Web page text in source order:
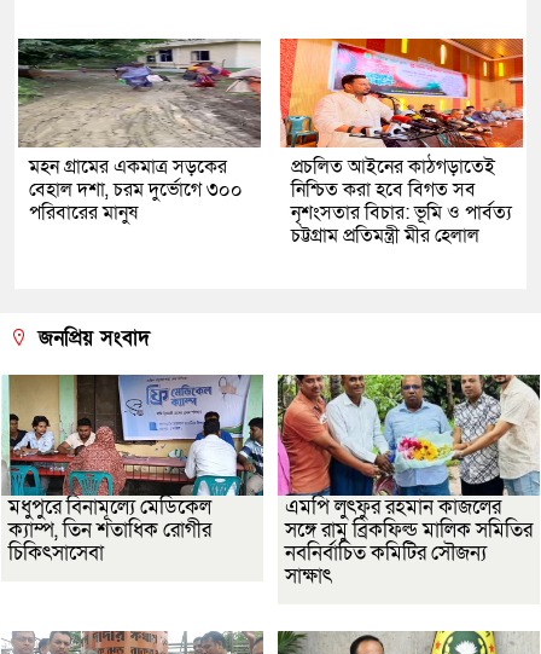
মহন গ্রামের একমাত্র সড়কের
বেহাল দশা, চরম দুর্ভোগে ৩০০
পরিবারের মানুষ
প্রচলিত আইনের কাঠগড়াতেই
নিশ্চিত করা হবে বিগত সব
নৃশংসতার বিচার: ভূমি ও পার্বত্য
চট্টগ্রাম প্রতিমন্ত্রী মীর হেলাল
জনপ্রিয় সংবাদ
মধুপুরে বিনামূল্যে মেডিকেল
ক্যাম্প, তিন শতাধিক রোগীর
চিকিৎসাসেবা
এমপি লুৎফুর রহমান কাজলের
সঙ্গে রামু ব্রিকফিল্ড মালিক সমিতির
নবনির্বাচিত কমিটির সৌজন্য
সাক্ষাৎ